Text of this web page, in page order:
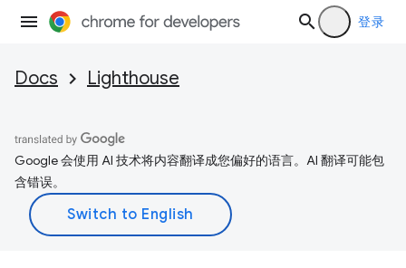
登录
Docs Lighthouse
Google 会使用 AI 技术将内容翻译成您偏好的语言。AI 翻译可能包
含错误。